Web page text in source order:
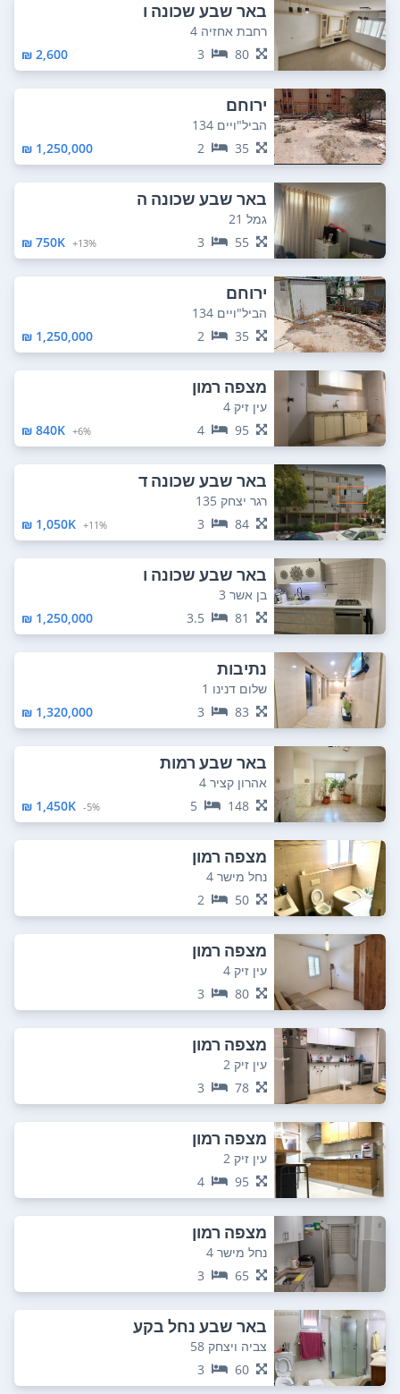
באר שבע שכונה ו
רחבת אחזיה 4
80
3
2,600 ₪
ירוחם
הביל"ויים 134
35
2
1,250,000 ₪
באר שבע שכונה ה
גמל 21
55
3
13%+
750K ₪
ירוחם
הביל"ויים 134
35
2
1,250,000 ₪
מצפה רמון
עין זיק 4
95
4
6%+
840K ₪
באר שבע שכונה ד
רגר יצחק 135
84
3
11%+
1,050K ₪
באר שבע שכונה ו
בן אשר 3
81
3.5
1,250,000 ₪
נתיבות
שלום דנינו 1
83
3
1,320,000 ₪
באר שבע רמות
אהרון קציר 4
148
5
5%-
1,450K ₪
מצפה רמון
נחל מישר 4
50
2
מצפה רמון
עין זיק 4
80
3
מצפה רמון
עין זיק 2
78
3
מצפה רמון
עין זיק 2
95
4
מצפה רמון
נחל מישר 4
65
3
באר שבע נחל בקע
צביה ויצחק 58
60
3